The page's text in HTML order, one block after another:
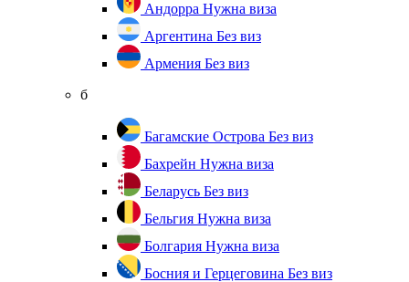
Андорра Нужна виза
Аргентина Без виз
Армения Без виз
б
Багамские Острова Без виз
Бахрейн Нужна виза
Беларусь Без виз
Бельгия Нужна виза
Болгария Нужна виза
Босния и Герцеговина Без виз